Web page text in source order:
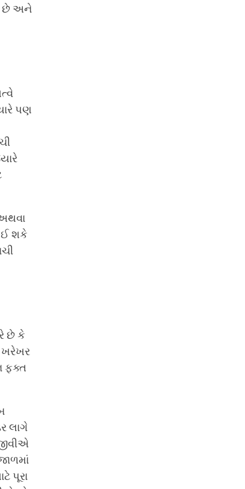
છે અને
પણ
શકે
છે કે
ફક્ત
લાગે
પૂરા